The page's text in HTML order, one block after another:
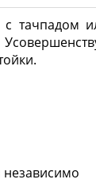
независимо